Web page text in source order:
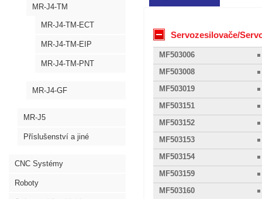
MR-J4-TM
MR-J4-TM-ECT
MR-J4-TM-EIP
MR-J4-TM-PNT
MR-J4-GF
MR-J5
Příslušenství a jiné
CNC Systémy
Roboty
Servozesilovače/
MF503006
MF503008
MF503019
MF503151
MF503152
MF503153
MF503154
MF503159
MF503160